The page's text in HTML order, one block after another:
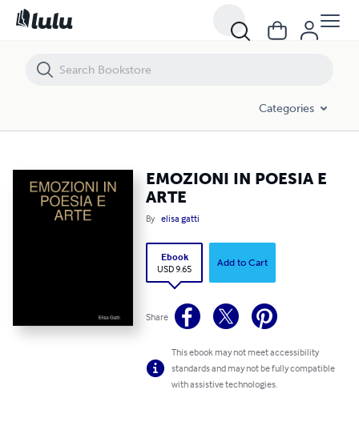
Categories
EMOZIONI IN POESIA E
ARTE
By elisa gatti
Ebook
USD 9.65
Add to Cart
Share
This ebook may not meet accessibility
standards and may not be fully compatible
with assistive technologies.
EMOZIONI IN POESIA E ARTE